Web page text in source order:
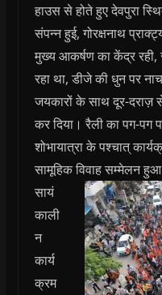
हाउस से होते हुए देवपुरा
संपन्न हुई, गोरक्षनाथ
मुख्य आकर्षण का केंद्र
रहा था, डीजे की धुन पर
जयकारों के साथ दूर-दराज़
कर दिया। रैली का पग-पग
शोभायात्रा के पश्चात्
सामूहिक विवाह सम्मेलन हुआ
सायं
काली
न
कार्य
क्रम